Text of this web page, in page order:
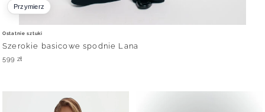
Przymierz
Szerokie basicowe spodnie Lana
599 zł
Ostatnie sztuki